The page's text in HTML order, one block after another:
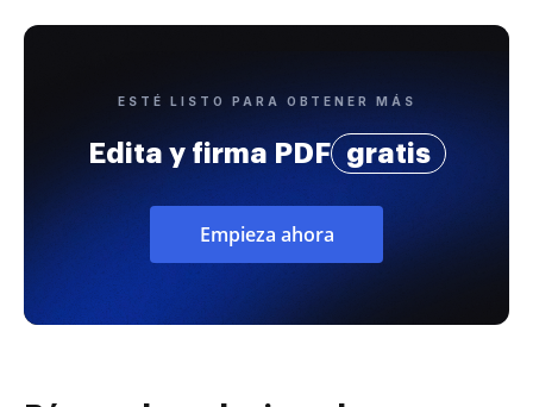
ESTÉ LISTO PARA OBTENER MÁS
Edita y firma PDF gratis
Empieza ahora